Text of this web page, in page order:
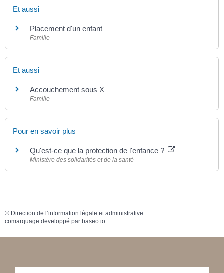
Et aussi
Placement d'un enfant
Famille
Et aussi
Accouchement sous X
Famille
Pour en savoir plus
Qu'est-ce que la protection de l'enfance ?
Ministère des solidarités et de la santé
© Direction de l’information légale et administrative
comarquage developpé par baseo.io